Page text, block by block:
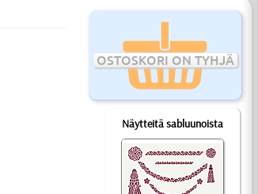
OSTOSKORI ON TYHJÄ
Näytteitä sabluunoista